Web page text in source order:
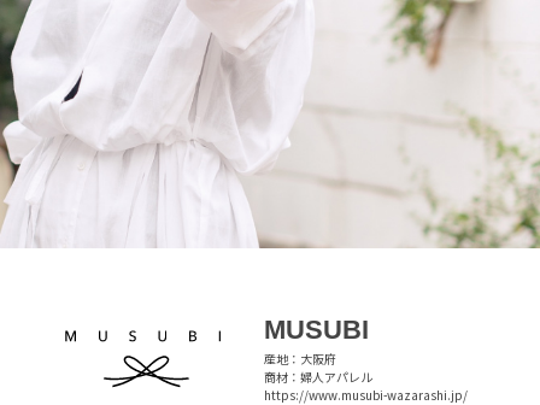
MUSUBI
産地：大阪府
商材：婦人アパレル
https://www.musubi-wazarashi.jp/